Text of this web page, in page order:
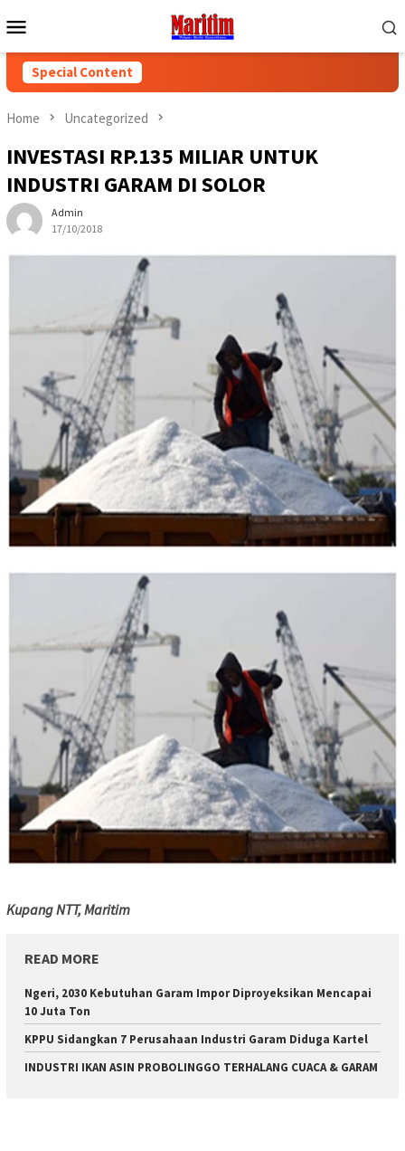
to
Menu
Special Content
Home Uncategorized
INVESTASI RP.135 MILIAR UNTUK
INDUSTRI GARAM DI SOLOR
Admin
17/10/2018
Kupang NTT, Maritim
READ MORE
Ngeri, 2030 Kebutuhan Garam Impor Diproyeksikan Mencapai
10 Juta Ton
KPPU Sidangkan 7 Perusahaan Industri Garam Diduga Kartel
INDUSTRI IKAN ASIN PROBOLINGGO TERHALANG CUACA & GARAM